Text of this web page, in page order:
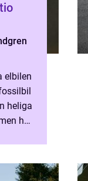
elbilen
heliga
har